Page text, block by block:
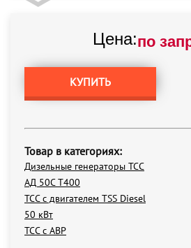
Цена:по
КУПИТЬ
Товар в категориях:
Дизельные генераторы ТСС
АД 50С Т400
ТСС с двигателем TSS Diesel
50 кВт
ТСС с АВР